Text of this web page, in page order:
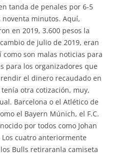
tanda de penales por 6-5
minutos. Aquí,
en 2019, 3.600 pesos la
de julio de 2019, eran
son malas noticias para
para los organizadores que
el dinero recaudado en
otra cotización, muy,
Barcelona o el Atlético de
el Bayern Múnich, el F.C.
por todos como Johan
cuatro anteriormente
Bulls retiraranla camiseta